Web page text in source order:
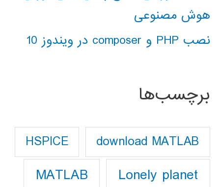
هوش مصنوعی
نصب PHP و composer در ویندوز 10
برچسب‌ها
download MATLAB
HSPICE
Lonely planet
MATLAB